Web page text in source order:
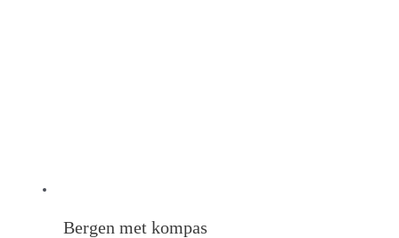
Bergen met kompas